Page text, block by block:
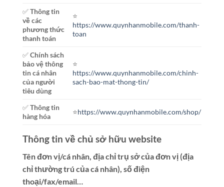
✅Thông tin
về các
phương thức
thanh toán
⭐️
https://www.quynhanmobile.com/thanh-
toan
✅Chính sách
bảo vệ thông
tin cá nhân
của người
tiêu dùng
⭐️
https://www.quynhanmobile.com/chinh-
sach-bao-mat-thong-tin/
✅Thông tin
hàng hóa
⭐️https://www.quynhanmobile.com/shop/
Thông tin về chủ sở hữu website
Tên đơn vị/cá nhân, địa chỉ trụ sở của đơn vị (địa
chỉ thường trú của cá nhân), số điện
thoại/fax/email…